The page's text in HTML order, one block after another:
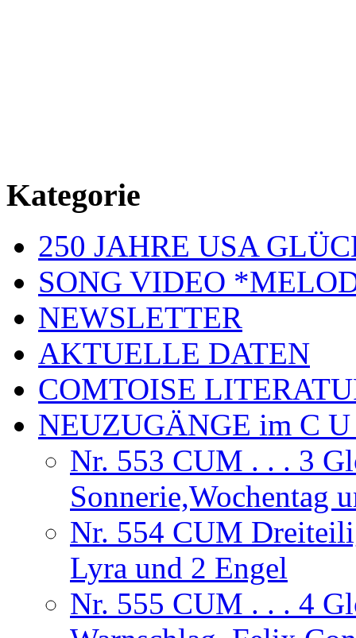
Kategorie
250 JAHRE USA
SONG VIDEO
NEWSLETTER
AKTUELLE DATEN
COMTOISE
NEUZUGÄNGE im C
Nr. 553 CUM . . . 3
Sonnerie,Wochentag
Nr. 554 CUM
Lyra und 2 Engel
Nr. 555 CUM . . . 4